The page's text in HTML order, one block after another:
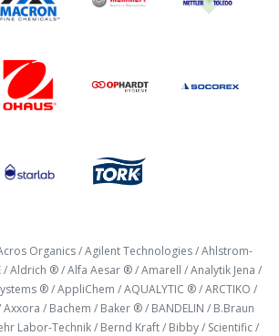
Organics / Agilent Technologies / Ahlstrom-
/ Aldrich ® / Alfa Aesar ® / Amarell / Analytik Jena /
® / AppliChem / AQUALYTIC ® / ARCTIKO /
/ Bachem / Baker ® / BANDELIN / B.Braun
Labor-Technik / Bernd Kraft / Bibby / Scientific /